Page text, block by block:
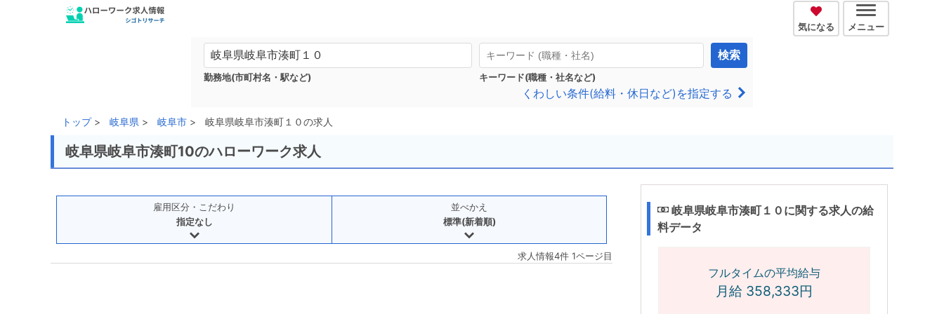
気になる メニュー
勤務地(市町村名・駅など) キーワード(職種・社名など)
検索
くわしい条件(給料・休日など)を指定する
トップ 岐阜県 岐阜市 岐阜県岐阜市湊町１０の求人
岐阜県岐阜市湊町10のハローワーク求人
雇用区分・こだわり
指定なし
並べかえ
標準(新着順)
求人情報4件 1ページ目
岐阜県岐阜市湊町１０に関する求人の給
料データ
フルタイムの平均給与
月給 358,333円